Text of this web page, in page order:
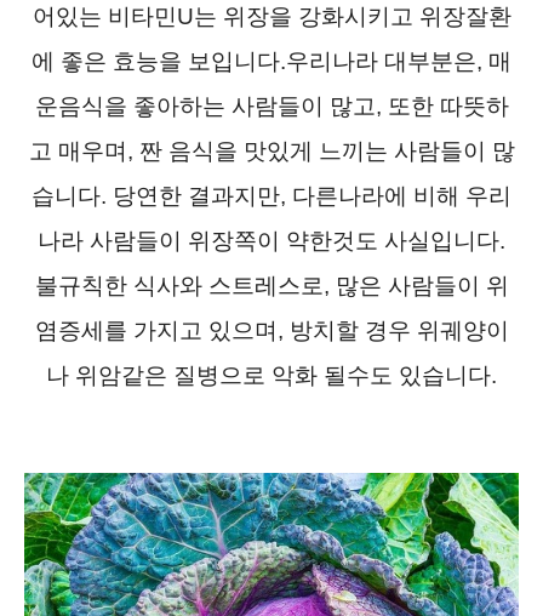
어있는 비타민U는 위장을 강화시키고 위장잘환
에 좋은 효능을 보입니다.우리나라 대부분은, 매
운음식을 좋아하는 사람들이 많고, 또한 따뜻하
고 매우며, 짠 음식을 맛있게 느끼는 사람들이 많
습니다. 당연한 결과지만, 다른나라에 비해 우리
나라 사람들이 위장쪽이 약한것도 사실입니다.
불규칙한 식사와 스트레스로, 많은 사람들이 위
염증세를 가지고 있으며, 방치할 경우 위궤양이
나 위암같은 질병으로 악화 될수도 있습니다.